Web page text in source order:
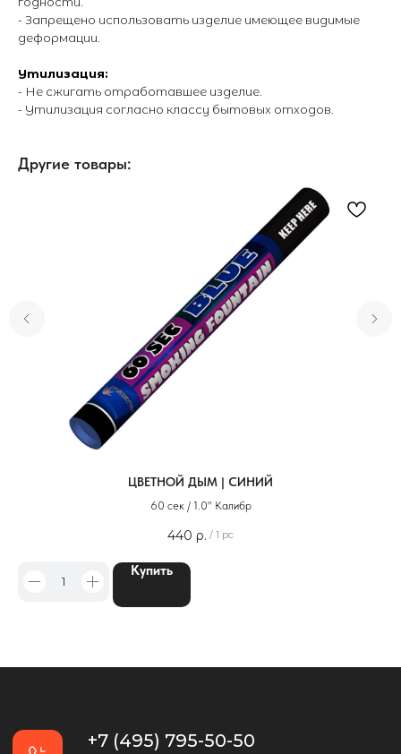
- Запрещено использовать изделие имеющее видимые
деформации.
Утилизация:
- Не сжигать отработавшее изделие.
- Утилизация согласно классу бытовых отходов.
Другие товары:
ЦВЕТНОЙ ДЫМ | СИНИЙ
60 сек / 1.0" Калибр
440 р. / 1 pc
Купить